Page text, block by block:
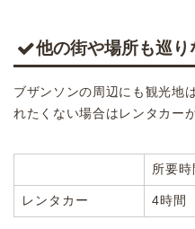
他の街や場所も巡
ブザンソンの周辺にも観光地
れたくない場合はレンタカー
所要時
レンタカー 4時間